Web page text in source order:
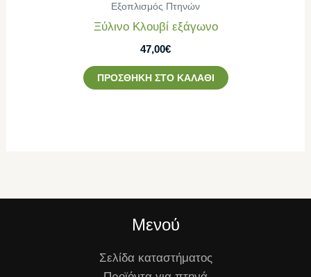
Εξοπλισμός Πτηνών
Ξύλινο Κλουβί εξάγωνο
47,00€
ΠΡΟΣΘΉΚΗ ΣΤΟ ΚΑΛΆΘΙ
Μενού
Σελίδα καταστήματος